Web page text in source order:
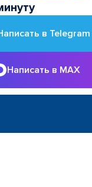
в Telegram
Написать в MAX